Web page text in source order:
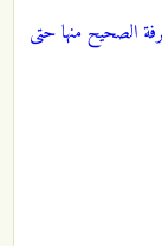
الصحيح منها حتى